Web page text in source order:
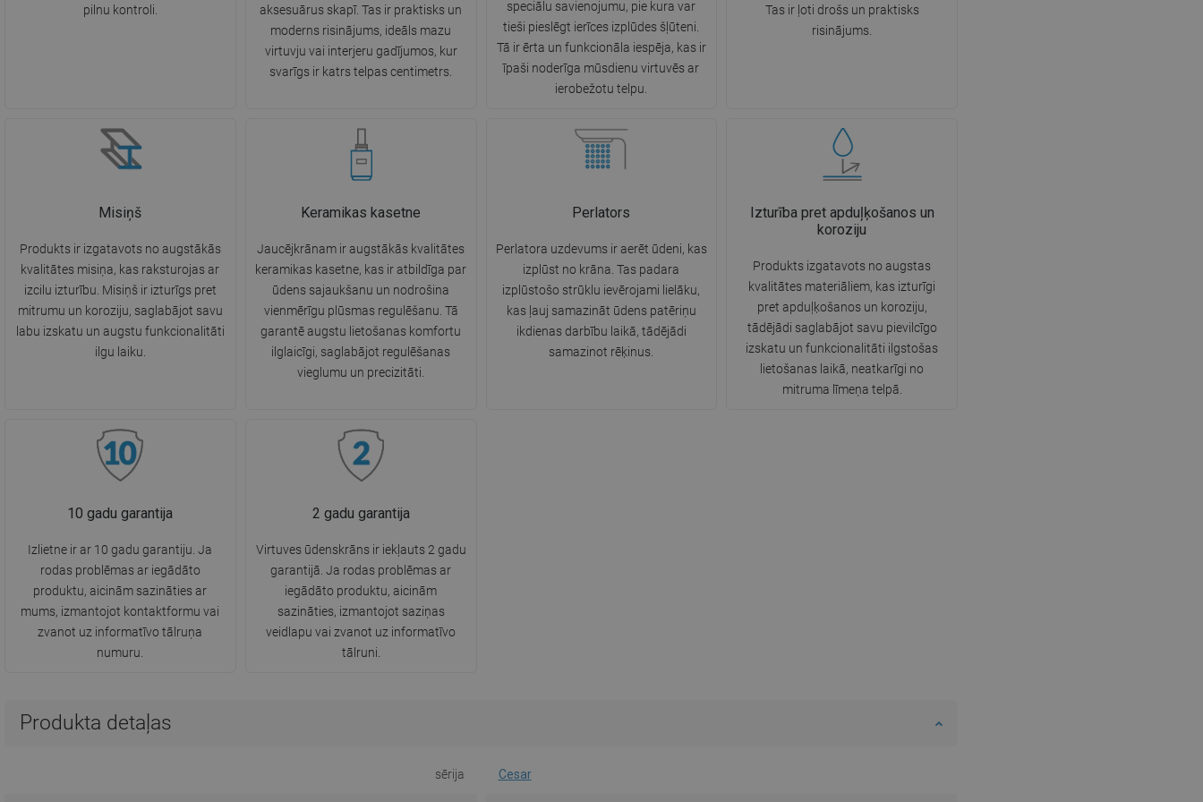
pilnu kontroli.
aksesuārus skapī. Tas ir praktisks un
moderns risinājums, ideāls mazu
virtuvju vai interjeru gadījumos, kur
svarīgs ir katrs telpas centimetrs.
speciālu savienojumu, pie kura var
tieši pieslēgt ierīces izplūdes šļūteni.
Tā ir ērta un funkcionāla iespēja, kas ir
īpaši noderīga mūsdienu virtuvēs ar
ierobežotu telpu.
Tas ir ļoti drošs un praktisks
risinājums.
Misiņš
Produkts ir izgatavots no augstākās
kvalitātes misiņa, kas raksturojas ar
izcilu izturību. Misiņš ir izturīgs pret
mitrumu un koroziju, saglabājot savu
labu izskatu un augstu funkcionalitāti
ilgu laiku.
Keramikas kasetne
Jaucējkrānam ir augstākās kvalitātes
keramikas kasetne, kas ir atbildīga par
ūdens sajaukšanu un nodrošina
vienmērīgu plūsmas regulēšanu. Tā
garantē augstu lietošanas komfortu
ilglaicīgi, saglabājot regulēšanas
vieglumu un precizitāti.
Perlators
Perlatora uzdevums ir aerēt ūdeni, kas
izplūst no krāna. Tas padara
izplūstošo strūklu ievērojami lielāku,
kas ļauj samazināt ūdens patēriņu
ikdienas darbību laikā, tādējādi
samazinot rēķinus.
Izturība pret apduļķošanos un
koroziju
Produkts izgatavots no augstas
kvalitātes materiāliem, kas izturīgi
pret apduļķošanos un koroziju,
tādējādi saglabājot savu pievilcīgo
izskatu un funkcionalitāti ilgstošas
lietošanas laikā, neatkarīgi no
mitruma līmeņa telpā.
10 gadu garantija
Izlietne ir ar 10 gadu garantiju. Ja
rodas problēmas ar iegādāto
produktu, aicinām sazināties ar
mums, izmantojot kontaktformu vai
zvanot uz informatīvo tālruņa
numuru.
2 gadu garantija
Virtuves ūdenskrāns ir iekļauts 2 gadu
garantijā. Ja rodas problēmas ar
iegādāto produktu, aicinām
sazināties, izmantojot saziņas
veidlapu vai zvanot uz informatīvo
tālruni.
Produkta detaļas
sērija Cesar